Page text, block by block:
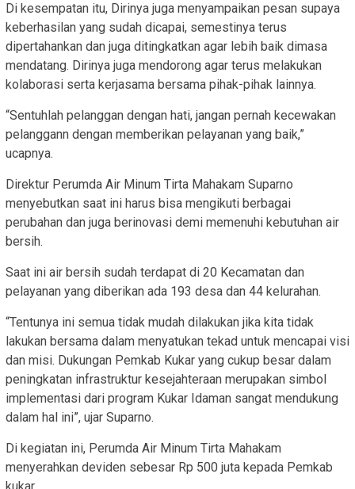
Di kesempatan itu, Dirinya juga menyampaikan pesan supaya
keberhasilan yang sudah dicapai, semestinya terus
dipertahankan dan juga ditingkatkan agar lebih baik dimasa
mendatang. Dirinya juga mendorong agar terus melakukan
kolaborasi serta kerjasama bersama pihak-pihak lainnya.
“Sentuhlah pelanggan dengan hati, jangan pernah kecewakan
pelanggann dengan memberikan pelayanan yang baik,”
ucapnya.
Direktur Perumda Air Minum Tirta Mahakam Suparno
menyebutkan saat ini harus bisa mengikuti berbagai
perubahan dan juga berinovasi demi memenuhi kebutuhan air
bersih.
Saat ini air bersih sudah terdapat di 20 Kecamatan dan
pelayanan yang diberikan ada 193 desa dan 44 kelurahan.
“Tentunya ini semua tidak mudah dilakukan jika kita tidak
lakukan bersama dalam menyatukan tekad untuk mencapai visi
dan misi. Dukungan Pemkab Kukar yang cukup besar dalam
peningkatan infrastruktur kesejahteraan merupakan simbol
implementasi dari program Kukar Idaman sangat mendukung
dalam hal ini”, ujar Suparno.
Di kegiatan ini, Perumda Air Minum Tirta Mahakam
menyerahkan deviden sebesar Rp 500 juta kepada Pemkab